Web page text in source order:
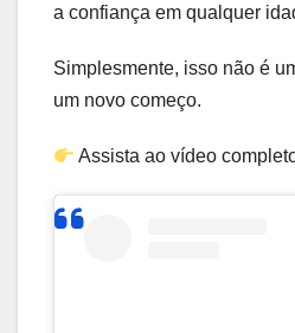
a confiança em qualquer
Simplesmente, isso não é
um novo começo.
Assista ao vídeo